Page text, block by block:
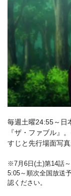
毎週土曜24:55～日
『ザ・ファブル』
すじと先行場面写
※7月6日(土)第14話
5:05～順次全国放送
認ください。